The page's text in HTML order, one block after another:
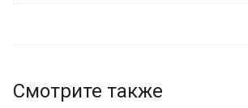
Смотрите также